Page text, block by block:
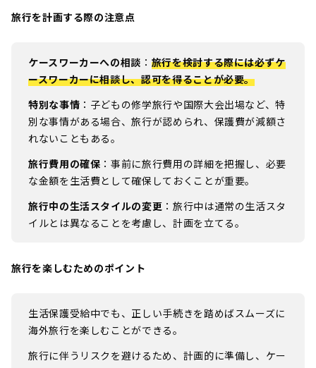
旅行を計画する際の注意点
ケースワーカーへの相談 ： 旅行を検討する際には必ずケ
ースワーカーに相談し、認可を得ることが必要。
特別な事情 ：子どもの修学旅行や国際大会出場など、特
別な事情がある場合、旅行が認められ、保護費が減額さ
れないこともある。
旅行費用の確保 ：事前に旅行費用の詳細を把握し、必要
な金額を生活費として確保しておくことが重要。
旅行中の生活スタイルの変更 ：旅行中は通常の生活スタ
イルとは異なることを考慮し、計画を立てる。
旅行を楽しむためのポイント
生活保護受給中でも、正しい手続きを踏めばスムーズに
海外旅行を楽しむことができる。
旅行に伴うリスクを避けるため、計画的に準備し、ケー